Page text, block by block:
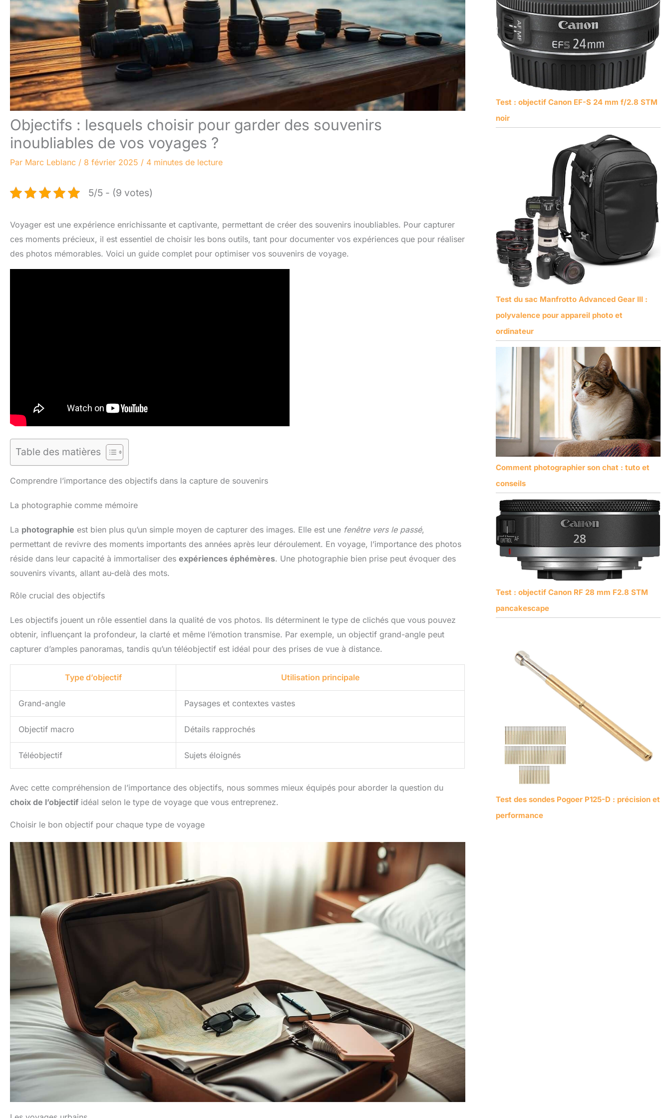
Objectifs : lesquels choisir pour garder des souvenirs
inoubliables de vos voyages ?
Par Marc Leblanc / 8 février 2025 / 4 minutes de lecture
5/5 - (9 votes)
Voyager est une expérience enrichissante et captivante, permettant de créer des souvenirs inoubliables. Pour capturer
ces moments précieux, il est essentiel de choisir les bons outils, tant pour documenter vos expériences que pour réaliser
des photos mémorables. Voici un guide complet pour optimiser vos souvenirs de voyage.
Table des matières
Comprendre l’importance des objectifs dans la capture de souvenirs
La photographie comme mémoire
La photographie est bien plus qu’un simple moyen de capturer des images. Elle est une fenêtre vers le passé,
permettant de revivre des moments importants des années après leur déroulement. En voyage, l’importance des photos
réside dans leur capacité à immortaliser des expériences éphémères. Une photographie bien prise peut évoquer des
souvenirs vivants, allant au-delà des mots.
Rôle crucial des objectifs
Les objectifs jouent un rôle essentiel dans la qualité de vos photos. Ils déterminent le type de clichés que vous pouvez
obtenir, influençant la profondeur, la clarté et même l’émotion transmise. Par exemple, un objectif grand-angle peut
capturer d’amples panoramas, tandis qu’un téléobjectif est idéal pour des prises de vue à distance.
Type d’objectif Utilisation principale
Grand-angle Paysages et contextes vastes
Objectif macro Détails rapprochés
Téléobjectif Sujets éloignés
Avec cette compréhension de l’importance des objectifs, nous sommes mieux équipés pour aborder la question du
choix de l’objectif idéal selon le type de voyage que vous entreprenez.
Choisir le bon objectif pour chaque type de voyage
Test : objectif Canon EF-S 24 mm f/2.8 STM
noir
Test du sac Manfrotto Advanced Gear III :
polyvalence pour appareil photo et
ordinateur
Comment photographier son chat : tuto et
conseils
Test : objectif Canon RF 28 mm F2.8 STM
pancakescape
Test des sondes Pogoer P125-D : précision et
performance